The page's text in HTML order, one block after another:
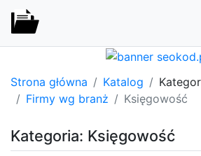
Strona główna Katalog
Firmy wg branż
Księgowość
Kategoria: Księgowość